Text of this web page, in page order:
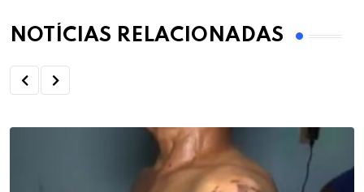
NOTÍCIAS RELACIONADAS